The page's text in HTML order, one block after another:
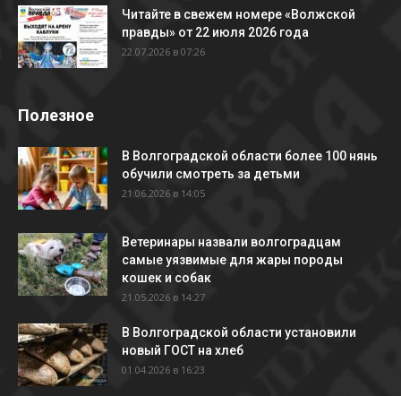
Читайте в свежем номере «Волжской
правды» от 22 июля 2026 года
22.07.2026 в 07:26
Полезное
В Волгоградской области более 100 нянь
обучили смотреть за детьми
21.06.2026 в 14:05
Ветеринары назвали волгоградцам
самые уязвимые для жары породы
кошек и собак
21.05.2026 в 14:27
В Волгоградской области установили
новый ГОСТ на хлеб
01.04.2026 в 16:23